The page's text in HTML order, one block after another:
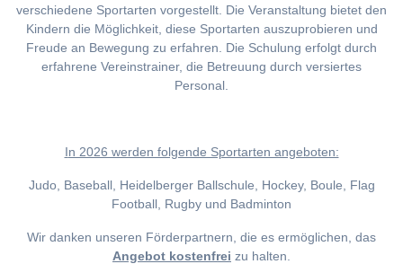
verschiedene Sportarten vorgestellt. Die Veranstaltung bietet den
Kindern die Möglichkeit, diese Sportarten auszuprobieren und
Freude an Bewegung zu erfahren. Die Schulung erfolgt durch
erfahrene Vereinstrainer, die Betreuung durch versiertes
Personal.
In 2026 werden folgende Sportarten angeboten:
Judo, Baseball, Heidelberger Ballschule, Hockey, Boule, Flag
Football, Rugby und Badminton
Wir danken unseren Förderpartnern, die es ermöglichen, das
Angebot kostenfrei zu halten.